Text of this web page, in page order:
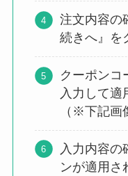
注文内容の
続きへ』を
クーポンコ
入力して適
（※下記画
入力内容の
ンが適用さ